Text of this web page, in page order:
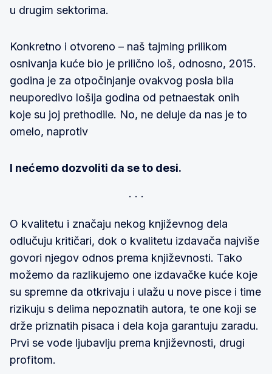
u drugim sektorima.
Konkretno i otvoreno – naš tajming prilikom
osnivanja kuće bio je prilično loš, odnosno, 2015.
godina je za otpočinjanje ovakvog posla bila
neuporedivo lošija godina od petnaestak onih
koje su joj prethodile. No, ne deluje da nas je to
omelo, naprotiv
I nećemo dozvoliti da se to desi.
O kvalitetu i značaju nekog književnog dela
odlučuju kritičari, dok o kvalitetu izdavača najviše
govori njegov odnos prema književnosti. Tako
možemo da razlikujemo one izdavačke kuće koje
su spremne da otkrivaju i ulažu u nove pisce i time
rizikuju s delima nepoznatih autora, te one koji se
drže priznatih pisaca i dela koja garantuju zaradu.
Prvi se vode ljubavlju prema književnosti, drugi
profitom.